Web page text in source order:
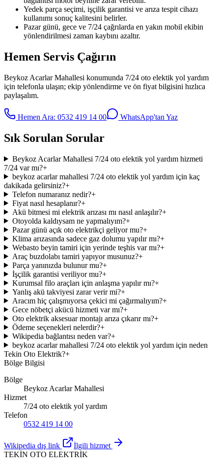
Yedek parça seçimi, işçilik garantisi ve arıza tespit cihazı
kullanımı sonuç kalitesini belirler.
Pazar günü, gece ve 7/24 çağrılarda en yakın mobil ekibin
yönlendirilmesi zaman kaybını azaltır.
Hemen Servis Çağırın
Beykoz Acarlar Mahallesi konumunda 7/24 oto elektik yol yardım
için telefonla ulaşın; ekip yönlendirme ve ön fiyat bilgisini hızlıca
paylaşalım.
Hemen Ara: 0532 419 14 00 WhatsApp'tan Yaz
Sık Sorulan Sorular
Beykoz Acarlar Mahallesi 7/24 oto elektik yol yardım hizmeti
7/24 var mı?+
beykoz acarlar mahallesi 7/24 oto elektik yol yardım için kaç
dakikada gelirsiniz?+
Telefon numaranız nedir?+
Fiyat nasıl hesaplanır?+
Akü bitmesi mi elektrik arızası mı nasıl anlaşılır?+
Otoyolda kaldıysam ne yapmalıyım?+
Pazar günü açık oto elektrikçi geliyor mu?+
Klima arızasında sadece gaz dolumu yapılır mı?+
Webasto beyin tamiri için yerinde teşhis var mı?+
Araç buzdolabı tamiri yapıyor musunuz?+
Parça yanınızda bulunur mu?+
İşçilik garantisi veriliyor mu?+
Kurumsal filo araçları için anlaşma yapılır mı?+
Yanlış akü takviyesi zarar verir mi?+
Aracım hiç çalışmıyorsa çekici mi çağırmalıyım?+
Gece nöbetçi akücü hizmeti var mı?+
Oto elektrik aksesuar montajı arıza çıkarır mı?+
Ödeme seçenekleri nelerdir?+
Wikipedia bağlantısı neden var?+
beykoz acarlar mahallesi 7/24 oto elektik yol yardım için neden
Tekin Oto Elektrik?+
Bölge Bilgisi
Bölge
Beykoz Acarlar Mahallesi
Hizmet
7/24 oto elektik yol yardım
Telefon
0532 419 14 00
Wikipedia dış link
İlgili hizmet
TEKİN OTO ELEKTRİK